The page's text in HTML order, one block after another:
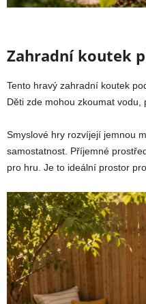
Zahradní koutek
Tento hravý zahradní koutek
Děti zde mohou zkoumat
Smyslové hry rozvíjejí jemnou
samostatnost. Příjemné
pro hru. Je to ideální prostor